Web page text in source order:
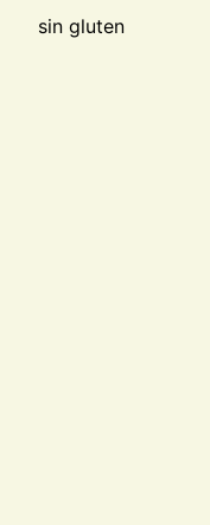
sin gluten